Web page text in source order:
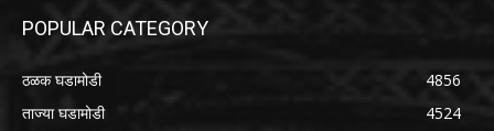
POPULAR CATEGORY
ठळक घडामोडी
4856
ताज्या घडामोडी
4524